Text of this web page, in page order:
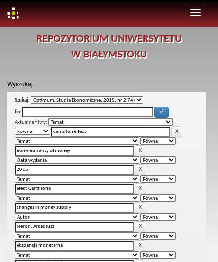
REPOZYTORIUM UNIWERSYTETU
W BIAŁYMSTOKU
Wyszukaj
Szukaj:
for
Aktualne filtry: